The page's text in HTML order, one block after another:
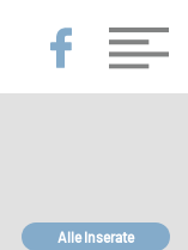
Alle Inserate